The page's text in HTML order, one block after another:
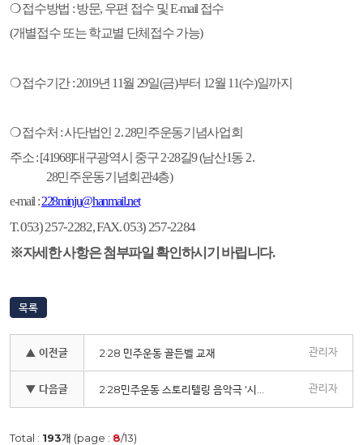
❍접수방법 :방문, 우편 접수 및E-mail 접수
(개별접수 또는 학교별 단체접수 가능)
❍접수기간: 2019년 11월 29일(금)부터 12월 11(수)일까지
❍접수처 :사단법인 2․28민주운동기념사업회
주소: [41968]대구광역시 중구2·28길9 (남산1동 2․
28민주운동기념회관4층)
e-mail :228minju@hanmail.net
T. 053) 257-2282, FAX. 053) 257-2284
※자세한 사항은 첨부파일 확인하시기 바립니다.
목록
▲ 이전글 2·28 민주운동 골든벨 교재 관리자
▼ 다음글 관리자
Total : 193개 (page : 8/13)